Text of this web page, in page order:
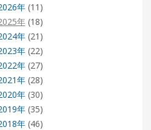
年(11)
年(18)
年(21)
年(22)
年(27)
年(28)
年(30)
年(35)
年(46)